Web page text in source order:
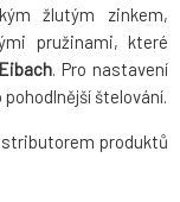
žlutým zinkem,
pružinami, které
Eibach. Pro nastavení
štelování.
produktů